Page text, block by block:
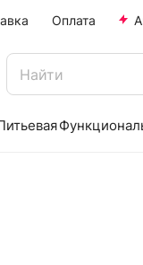
Оплата